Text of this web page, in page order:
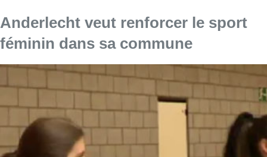
Anderlecht veut renforcer le sport
féminin dans sa commune